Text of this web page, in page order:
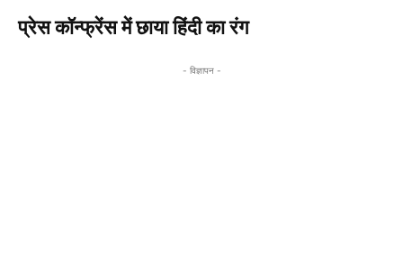
प्रेस कॉन्फ्रेंस में छाया हिंदी का रंग
- विज्ञापन -